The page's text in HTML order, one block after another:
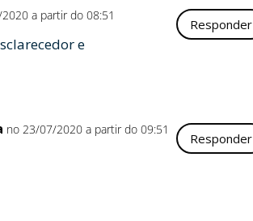
a partir do 08:51
e
Responder
no 23/07/2020 a partir do 09:51
Responder